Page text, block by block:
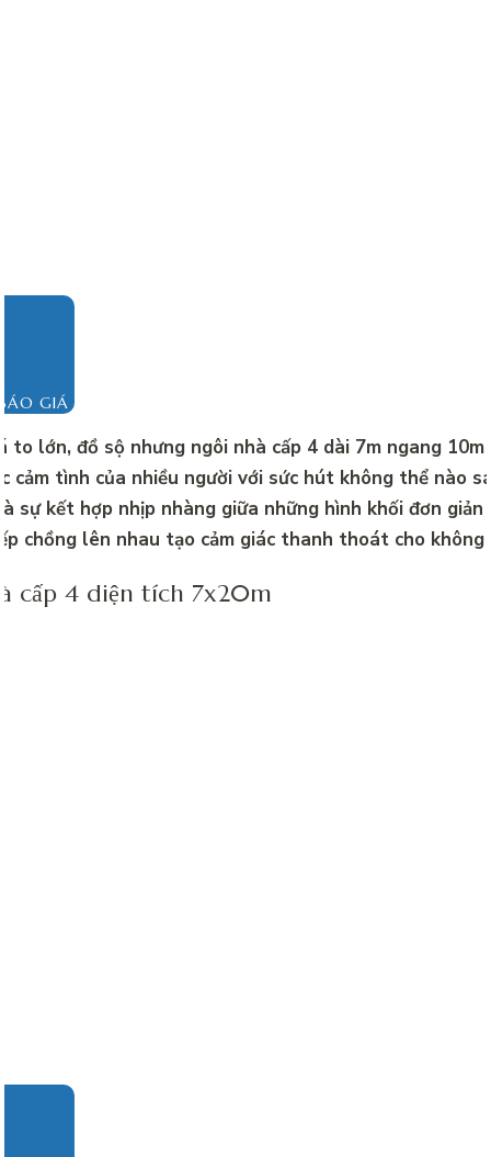
GIÁ
to lớn, đồ sộ nhưng ngôi nhà cấp 4 dài 7m ngang 10m
cảm tình của nhiều người với sức hút không thể nào
sự kết hợp nhịp nhàng giữa những hình khối đơn giản
chồng lên nhau tạo cảm giác thanh thoát cho không
cấp 4 diện tích 7x20m